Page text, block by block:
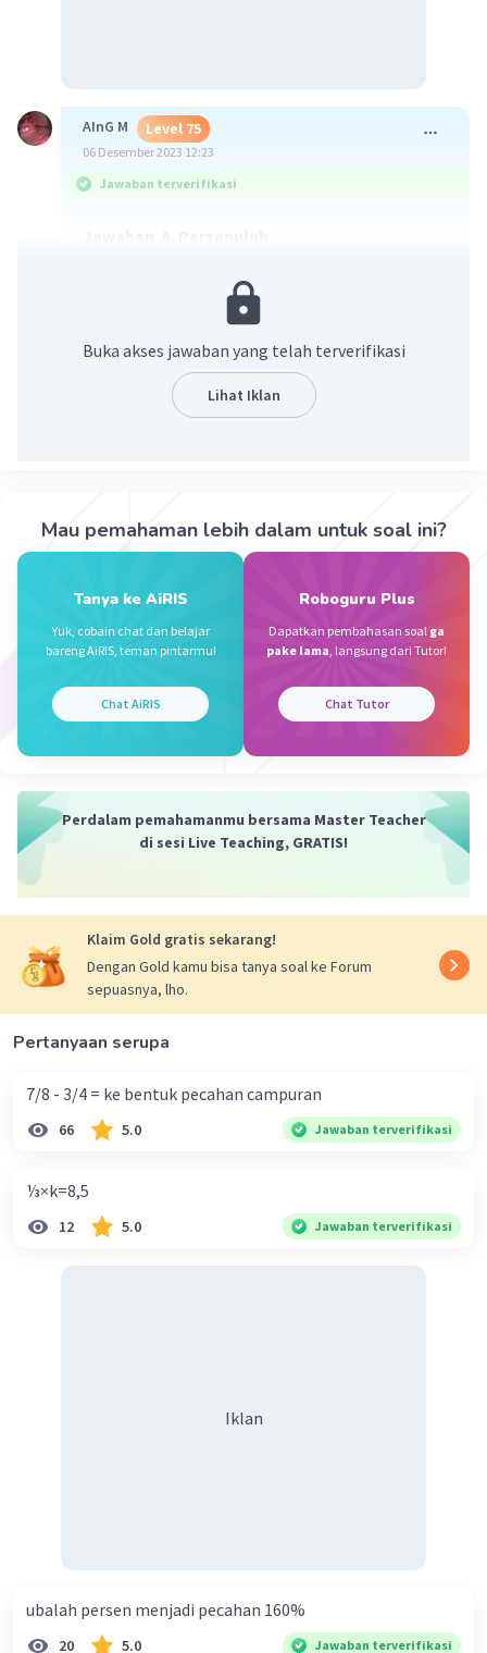
AInG M Level 75
06 Desember 2023 12:23
Jawaban terverifikasi
4 merupakan satuan
3 merupakan per - satuan
7 merupakan per - sepuluh
BAGASSSceeszz B Level 48
Karena koma 2 angka adalah persepuluh
Buka akses jawaban yang telah terverifikasi
Lihat Iklan
Mau pemahaman lebih dalam untuk soal ini?
Tanya ke AiRIS
Yuk, cobain chat dan belajar
bareng AiRIS, teman pintarmu!
Chat AiRIS
Roboguru Plus
Dapatkan pembahasan soal ga
pake lama, langsung dari Tutor!
Chat Tutor
Perdalam pemahamanmu bersama Master Teacher
di sesi Live Teaching, GRATIS!
Klaim Gold gratis sekarang!
Dengan Gold kamu bisa tanya soal ke Forum
sepuasnya, lho.
Pertanyaan serupa
7/8 - 3/4 = ke bentuk pecahan campuran
66 5.0 Jawaban terverifikasi
⅓×k=8,5
12 5.0 Jawaban terverifikasi
Iklan
ubalah persen menjadi pecahan 160%
20 5.0 Jawaban terverifikasi